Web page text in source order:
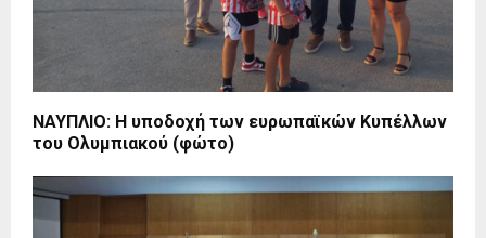
ΝΑΥΠΛΙΟ: H υποδοχή των ευρωπαϊκών Κυπέλλων
του Ολυμπιακού (φώτο)